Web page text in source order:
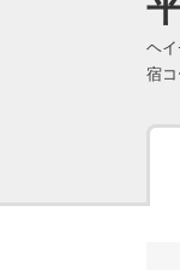
ヘ
宿コ